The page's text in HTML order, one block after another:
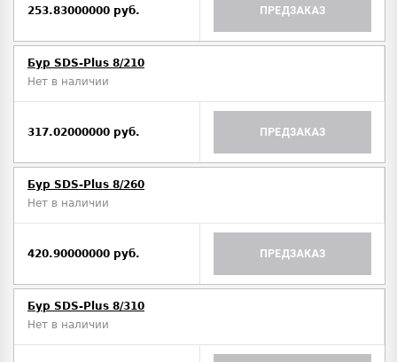
253.83000000 руб. ПРЕДЗАКАЗ
Бур SDS-Plus 8/210
Нет в наличии
317.02000000 руб. ПРЕДЗАКАЗ
Бур SDS-Plus 8/260
Нет в наличии
420.90000000 руб. ПРЕДЗАКАЗ
Бур SDS-Plus 8/310
Нет в наличии